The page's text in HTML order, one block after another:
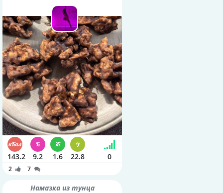
143.2 9.2 1.6 22.8 0
2 7
Намазка из тунца